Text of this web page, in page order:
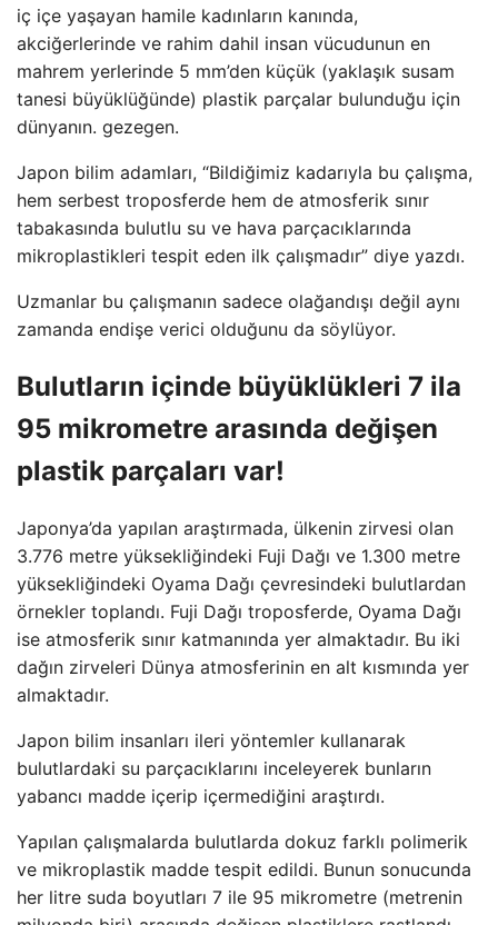
iç içe yaşayan hamile kadınların kanında,
akciğerlerinde ve rahim dahil insan vücudunun en
mahrem yerlerinde 5 mm’den küçük (yaklaşık susam
tanesi büyüklüğünde) plastik parçalar bulunduğu için
dünyanın. gezegen.
Japon bilim adamları, “Bildiğimiz kadarıyla bu çalışma,
hem serbest troposferde hem de atmosferik sınır
tabakasında bulutlu su ve hava parçacıklarında
mikroplastikleri tespit eden ilk çalışmadır” diye yazdı.
Uzmanlar bu çalışmanın sadece olağandışı değil aynı
zamanda endişe verici olduğunu da söylüyor.
Bulutların içinde büyüklükleri 7 ila
95 mikrometre arasında değişen
plastik parçaları var!
Japonya’da yapılan araştırmada, ülkenin zirvesi olan
3.776 metre yüksekliğindeki Fuji Dağı ve 1.300 metre
yüksekliğindeki Oyama Dağı çevresindeki bulutlardan
örnekler toplandı. Fuji Dağı troposferde, Oyama Dağı
ise atmosferik sınır katmanında yer almaktadır. Bu iki
dağın zirveleri Dünya atmosferinin en alt kısmında yer
almaktadır.
Japon bilim insanları ileri yöntemler kullanarak
bulutlardaki su parçacıklarını inceleyerek bunların
yabancı madde içerip içermediğini araştırdı.
Yapılan çalışmalarda bulutlarda dokuz farklı polimerik
ve mikroplastik madde tespit edildi. Bunun sonucunda
her litre suda boyutları 7 ile 95 mikrometre (metrenin